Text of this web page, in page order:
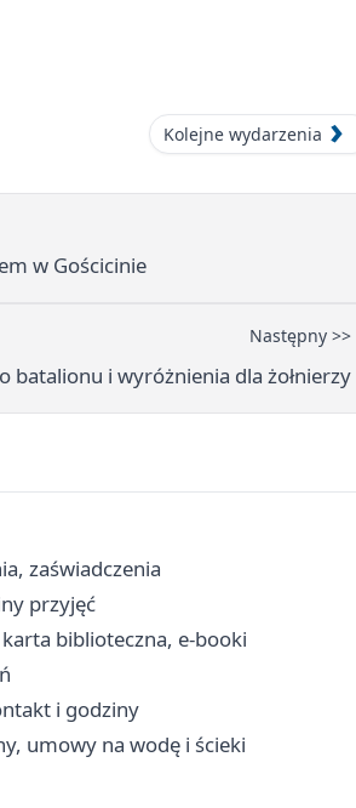
Kolejne wydarzenia
w Gościcinie
Następny >>
batalionu i wyróżnienia dla żołnierzy
zaświadczenia
przyjęć
biblioteczna, e-booki
i godziny
umowy na wodę i ścieki